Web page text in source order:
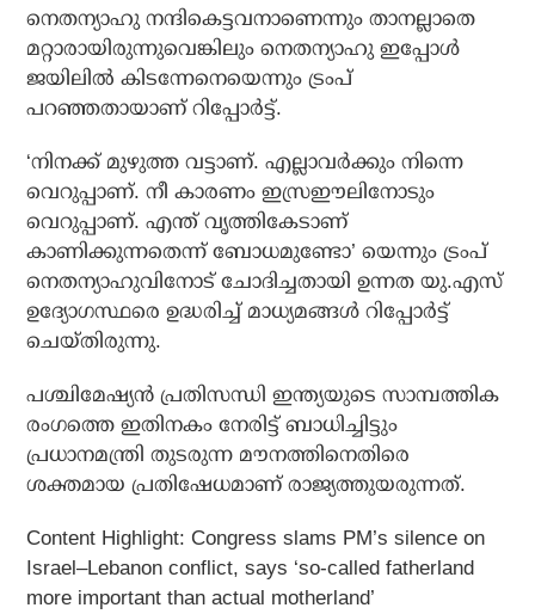
നെതന്യാഹു നന്ദികെട്ടവനാണെന്നും താനല്ലാതെ
മറ്റാരായിരുന്നുവെങ്കിലും നെതന്യാഹു ഇപ്പോള്‍
ജയിലില്‍ കിടന്നേനെയെന്നും ട്രംപ്
പറഞ്ഞതായാണ് റിപ്പോര്‍ട്ട്.
‘നിനക്ക് മുഴുത്ത വട്ടാണ്. എല്ലാവര്‍ക്കും നിന്നെ
വെറുപ്പാണ്. നീ കാരണം ഇസ്രഈലിനോടും
വെറുപ്പാണ്. എന്ത് വൃത്തികേടാണ്
കാണിക്കുന്നതെന്ന് ബോധമുണ്ടോ’ യെന്നും ട്രംപ്
നെതന്യാഹുവിനോട് ചോദിച്ചതായി ഉന്നത യു.എസ്
ഉദ്യോഗസ്ഥരെ ഉദ്ധരിച്ച് മാധ്യമങ്ങള്‍ റിപ്പോര്‍ട്ട്
ചെയ്തിരുന്നു.
പശ്ചിമേഷ്യന്‍ പ്രതിസന്ധി ഇന്ത്യയുടെ സാമ്പത്തിക
രംഗത്തെ ഇതിനകം നേരിട്ട് ബാധിച്ചിട്ടും
പ്രധാനമന്ത്രി തുടരുന്ന മൗനത്തിനെതിരെ
ശക്തമായ പ്രതിഷേധമാണ് രാജ്യത്തുയരുന്നത്.
Content Highlight: Congress slams PM’s silence on
Israel–Lebanon conflict, says ‘so-called fatherland
more important than actual motherland’